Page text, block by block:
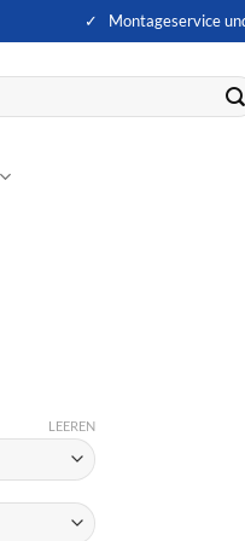
✓ Montageservice
LEEREN